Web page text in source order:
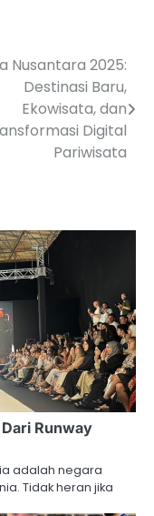
Nusantara 2025:
Destinasi Baru,
Ekowisata, dan
Digital
Pariwisata
Runway
adalah negara
Tidak heran jika